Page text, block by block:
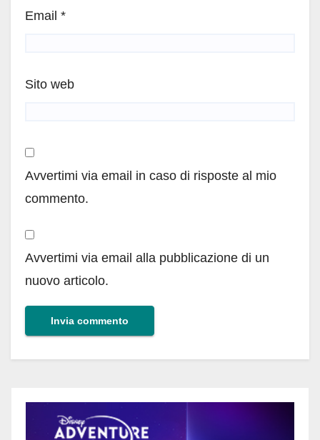
Email *
Sito web
Avvertimi via email in caso di risposte al mio
commento.
Avvertimi via email alla pubblicazione di un
nuovo articolo.